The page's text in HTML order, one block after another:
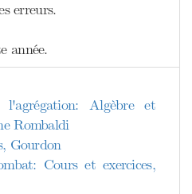
erreurs.
année.
l'agrégation: Algèbre et
Rombaldi
Gourdon
Cours et exercices,